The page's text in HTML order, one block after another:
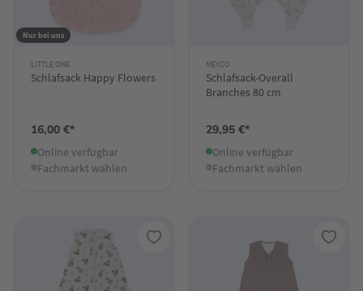
Nur bei uns
LITTLE ONE
Schlafsack Happy Flowers
16,00 €*
Online verfügbar
Fachmarkt wählen
MEYCO
Schlafsack-Overall
Branches 80 cm
29,95 €*
Online verfügbar
Fachmarkt wählen